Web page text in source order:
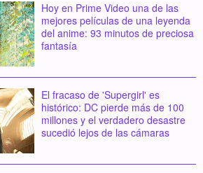
Hoy en Prime Video una de las
mejores películas de una leyenda
del anime: 93 minutos de preciosa
fantasía
El fracaso de 'Supergirl' es
histórico: DC pierde más de 100
millones y el verdadero desastre
sucedió lejos de las cámaras